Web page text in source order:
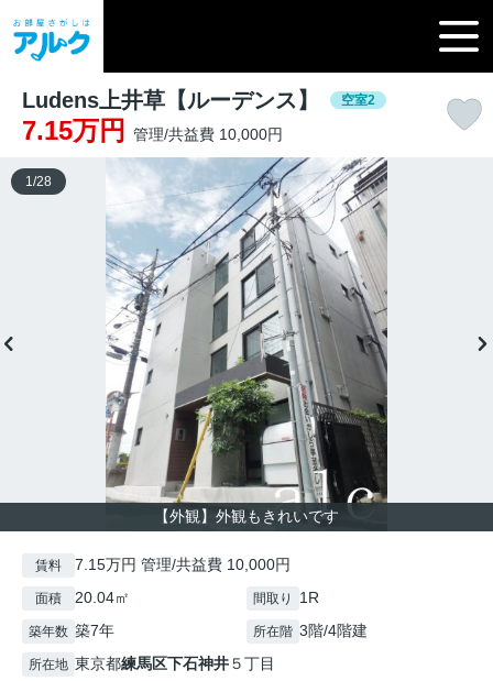
Ludens上井草【ルーデンス】 空室2
7.15万円 管理/共益費 10,000円
【外観】外観もきれいです
1 /28
賃料 7.15万円 管理/共益費 10,000円
面積 20.04㎡ 間取り 1R
築年数 築7年 所在階 3階/4階建
所在地 東京都練馬区下石神井５丁目